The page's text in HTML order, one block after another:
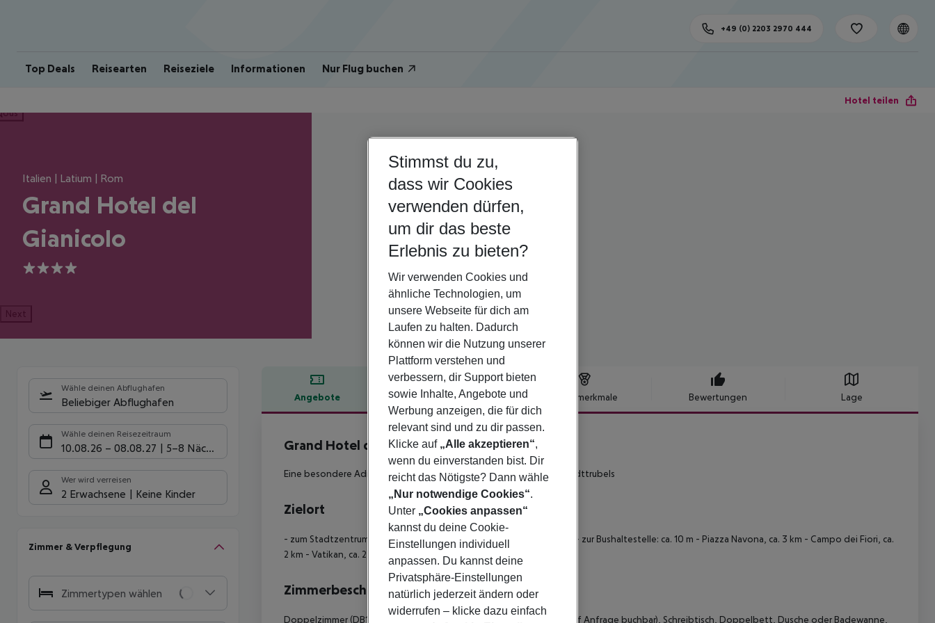
Top Deals Reisearten Reiseziele Informationen Nur Flug buchen
+49 (0) 2203 2970 444
Hotel teilen
Italien | Latium | Rom
Grand Hotel del
Gianicolo
4
Next
Wähle deinen Abflughafen
Beliebiger Abflughafen
Wähle deinen Reisezeitraum
10.08.26 – 08.08.27 5-8 Nächte
Wer wird verreisen
2 Erwachsene Keine Kinder
Zimmer & Verpflegung
Zimmertypen wählen
Angebote Hotelbeschreibung Hotelmerkmale Bewertungen Lage
Hotelbeschreibung
Grand Hotel del Gianicolo
4
Eine besondere Adresse Mit SwimmingpoolAußerhalb des Innenstadttrubels
Zielort
- zum Stadtzentrum: ca. 3 km - zum nächsten Restaurant: ca. 1,50 km - zur Bushaltestelle: ca. 10 m - Piazza Navona, ca. 3 km - Campo dei Fiori, ca.
2 km - Vatikan, ca. 2,50 km
Zimmerbeschreibung
Doppelzimmer (DB1)
- 10-15 qm, Doppel, rollstuhlgerecht (Zimmer auf Anfrage buchbar), Schreibtisch, Doppelbett, Dusche oder Badewanne,
Stimmst du zu,
dass wir Cookies
verwenden dürfen,
um dir das beste
Erlebnis zu bieten?
Wir verwenden Cookies und
ähnliche Technologien, um
unsere Webseite für dich am
Laufen zu halten. Dadurch
können wir die Nutzung unserer
Plattform verstehen und
verbessern, dir Support bieten
sowie Inhalte, Angebote und
Werbung anzeigen, die für dich
relevant sind und zu dir passen.
Klicke auf „Alle akzeptieren“,
wenn du einverstanden bist. Dir
reicht das Nötigste? Dann wähle
„Nur notwendige Cookies“.
Unter „Cookies anpassen“
kannst du deine Cookie-
Einstellungen individuell
anpassen. Du kannst deine
Privatsphäre-Einstellungen
natürlich jederzeit ändern oder
widerrufen – klicke dazu einfach